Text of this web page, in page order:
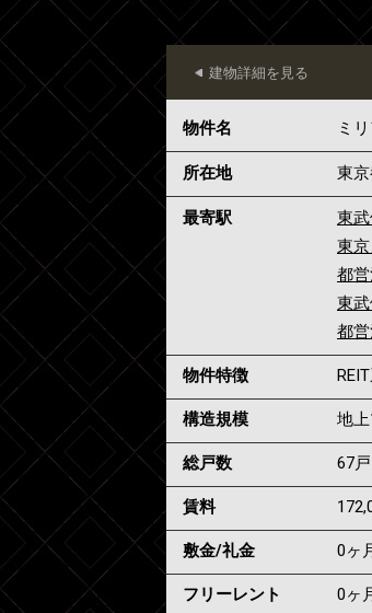
建物詳細を見る
物件名 ミ
所在地 東
最寄駅 東
東
都
東
都
物件特徴
構造規模 地上
総戸数 67戸
賃料
敷金/礼金 0ヶ
フリーレント 0ヶ